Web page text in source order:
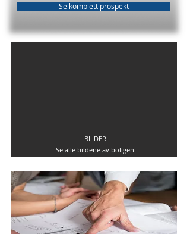
Se komplett prospekt
BILDER
Se alle bildene av boligen